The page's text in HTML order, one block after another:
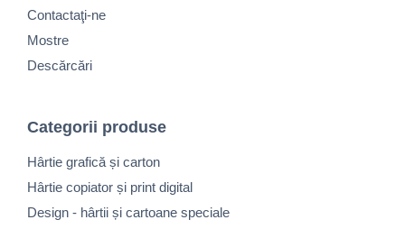
Contactaţi-ne
Mostre
Descărcări
Categorii produse
Hârtie grafică și carton
Hârtie copiator și print digital
Design - hârtii și cartoane speciale